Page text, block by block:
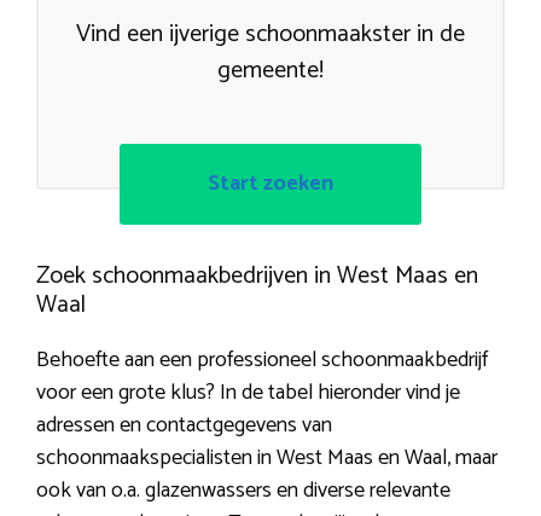
Vind een ijverige schoonmaakster in de
gemeente!
Start zoeken
Zoek schoonmaakbedrijven in West Maas en
Waal
Behoefte aan een professioneel schoonmaakbedrijf
voor een grote klus? In de tabel hieronder vind je
adressen en contactgegevens van
schoonmaakspecialisten in West Maas en Waal, maar
ook van o.a. glazenwassers en diverse relevante